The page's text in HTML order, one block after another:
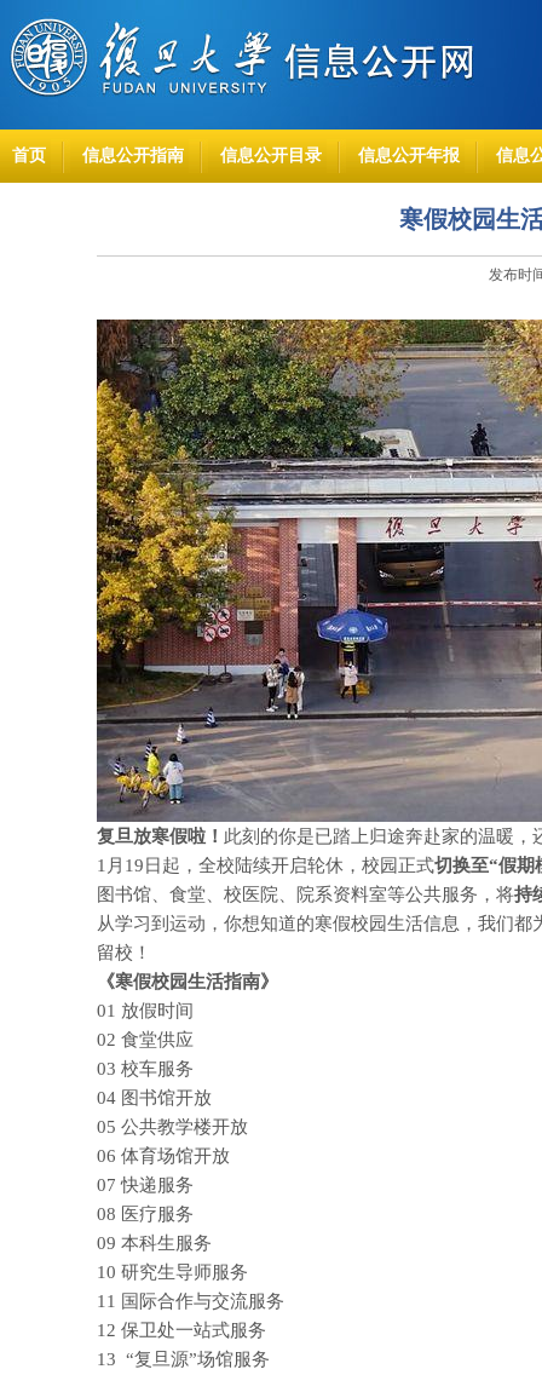
首页 信息公开指南 信息公开目录 信息公开年报 信息
寒假校园生
发布时
复旦放寒假啦！ 此刻的你是已踏上归途奔赴家的温暖，
1月19日起，全校陆续开启轮休， 校园正式切换至“假期
图书馆、食堂、校医院、院系资料室等公共服务， 将持
从学习到运动， 你想知道的寒假校园生活信息， 我们都
留校！
《寒假校园生活指南》
01 放假时间
02 食堂供应
03 校车服务
04 图书馆开放
05 公共教学楼开放
06 体育场馆开放
07 快递服务
08 医疗服务
09 本科生服务
10 研究生导师服务
11 国际合作与交流服务
12 保卫处一站式服务
13 “复旦源”场馆服务